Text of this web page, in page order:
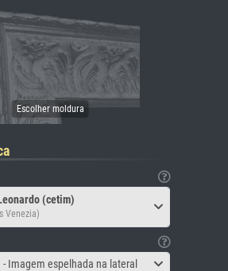
(cetim)
Venezia)
- Imagem espelhada na lateral